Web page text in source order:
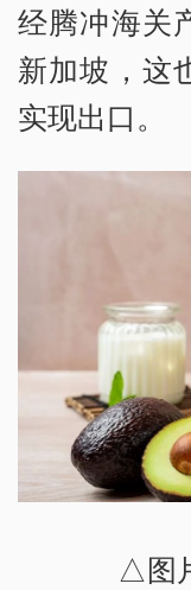
经腾冲海关
新加坡，这
实现出口。
△图